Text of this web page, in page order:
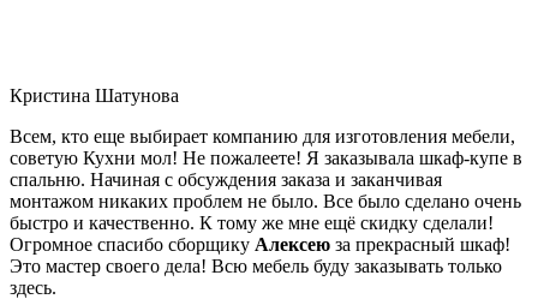
Кристина Шатунова
Всем, кто еще выбирает компанию для изготовления мебели,
советую Кухни мол! Не пожалеете! Я заказывала шкаф-купе в
спальню. Начиная с обсуждения заказа и заканчивая
монтажом никаких проблем не было. Все было сделано очень
быстро и качественно. К тому же мне ещё скидку сделали!
Огромное спасибо сборщику Алексею за прекрасный шкаф!
Это мастер своего дела! Всю мебель буду заказывать только
здесь.